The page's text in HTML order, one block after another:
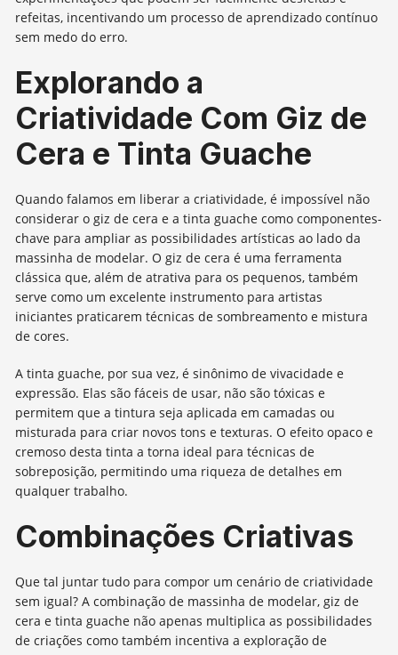
refeitas, incentivando um processo de aprendizado contínuo
sem medo do erro.
Explorando a
Criatividade Com Giz de
Cera e Tinta Guache
Quando falamos em liberar a criatividade, é impossível não
considerar o giz de cera e a tinta guache como componentes-
chave para ampliar as possibilidades artísticas ao lado da
massinha de modelar. O giz de cera é uma ferramenta
clássica que, além de atrativa para os pequenos, também
serve como um excelente instrumento para artistas
iniciantes praticarem técnicas de sombreamento e mistura
de cores.
A tinta guache, por sua vez, é sinônimo de vivacidade e
expressão. Elas são fáceis de usar, não são tóxicas e
permitem que a tintura seja aplicada em camadas ou
misturada para criar novos tons e texturas. O efeito opaco e
cremoso desta tinta a torna ideal para técnicas de
sobreposição, permitindo uma riqueza de detalhes em
qualquer trabalho.
Combinações Criativas
Que tal juntar tudo para compor um cenário de criatividade
sem igual? A combinação de massinha de modelar, giz de
cera e tinta guache não apenas multiplica as possibilidades
de criações como também incentiva a exploração de